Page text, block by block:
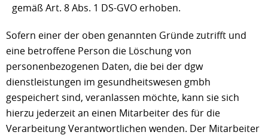
gemäß Art. 8 Abs. 1 DS-GVO erhoben.
Sofern einer der oben genannten Gründe zutrifft und
eine betroffene Person die Löschung von
personenbezogenen Daten, die bei der dgw
dienstleistungen im gesundheitswesen gmbh
gespeichert sind, veranlassen möchte, kann sie sich
hierzu jederzeit an einen Mitarbeiter des für die
Verarbeitung Verantwortlichen wenden. Der Mitarbeiter